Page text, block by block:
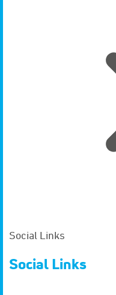
Social Links
Social Links